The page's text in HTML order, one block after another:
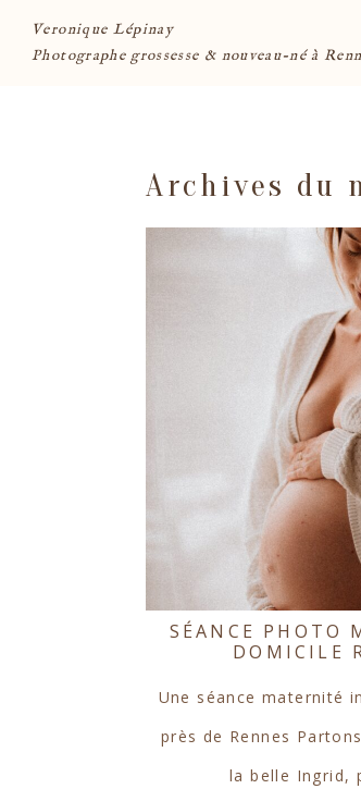
Veronique Lépinay
Photographe grossesse & nouveau-né à
Archives du
SÉANCE PHOTO
DOMICILE
Une séance maternité
près de Rennes
la belle Ingrid,